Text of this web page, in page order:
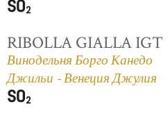
RIBOLLA GIALLA IGT
Винодельня Борго Канедо
Джильи - Венеция Джулия